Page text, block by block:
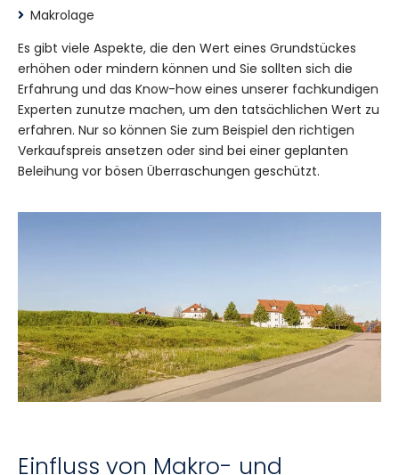
Makrolage
Es gibt viele Aspekte, die den Wert eines Grundstückes
erhöhen oder mindern können und Sie sollten sich die
Erfahrung und das Know-how eines unserer fachkundigen
Experten zunutze machen, um den tatsächlichen Wert zu
erfahren. Nur so können Sie zum Beispiel den richtigen
Verkaufspreis ansetzen oder sind bei einer geplanten
Beleihung vor bösen Überraschungen geschützt.
Einfluss von Makro- und